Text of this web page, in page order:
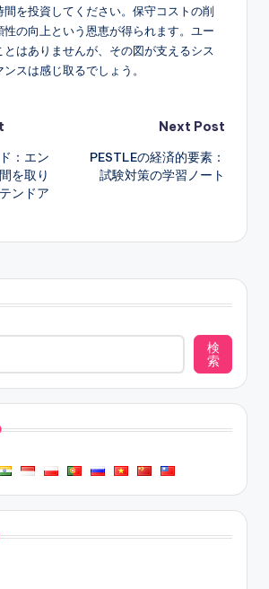
を投資してください。保守コストの削
の向上という恩恵が得られます。ユー
はありませんが、その図が支えるシス
スは感じ取るでしょう。
：エン
を取り
ンドア
Next Post
PESTLEの経済的要素：
試験対策の学習ノート
検
索